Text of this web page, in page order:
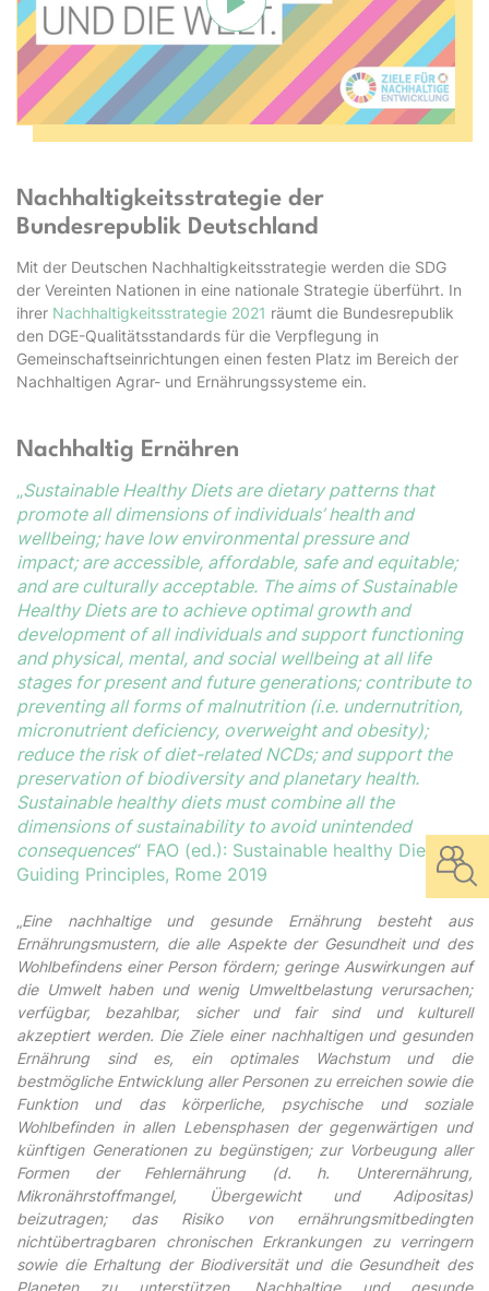
Verbindung mit Youtube
Nachhaltigkeitsstrategie der
Bundesrepublik Deutschland
Mit der Deutschen Nachhaltigkeitsstrategie werden die SDG
der Vereinten Nationen in eine nationale Strategie überführt. In
ihrer Nachhaltigkeitsstrategie 2021 räumt die Bundesrepublik
den DGE-Qualitätsstandards für die Verpflegung in
Gemeinschaftseinrichtungen einen festen Platz im Bereich der
Nachhaltigen Agrar- und Ernährungssysteme ein.
Nachhaltig Ernähren
„Sustainable Healthy Diets are dietary patterns that
promote all dimensions of individuals’ health and
wellbeing; have low environmental pressure and
impact; are accessible, affordable, safe and equitable;
and are culturally acceptable. The aims of Sustainable
Healthy Diets are to achieve optimal growth and
development of all individuals and support functioning
and physical, mental, and social wellbeing at all life
stages for present and future generations; contribute to
preventing all forms of malnutrition (i.e. undernutrition,
micronutrient deficiency, overweight and obesity);
reduce the risk of diet-related NCDs; and support the
preservation of biodiversity and planetary health.
Sustainable healthy diets must combine all the
dimensions of sustainability to avoid unintended
consequences“ FAO (ed.): Sustainable healthy Diets.
Guiding Principles, Rome 2019
„ Eine nachhaltige und gesunde Ernährung besteht aus
Ernährungsmustern, die alle Aspekte der Gesundheit und des
Wohlbefindens einer Person fördern; geringe Auswirkungen auf
die Umwelt haben und wenig Umweltbelastung verursachen;
verfügbar, bezahlbar, sicher und fair sind und kulturell
akzeptiert werden. Die Ziele einer nachhaltigen und gesunden
Ernährung sind es, ein optimales Wachstum und die
bestmögliche Entwicklung aller Personen zu erreichen sowie die
Funktion und das körperliche, psychische und soziale
Wohlbefinden in allen Lebensphasen der gegenwärtigen und
künftigen Generationen zu begünstigen; zur Vorbeugung aller
Formen der Fehlernährung (d. h. Unterernährung,
Mikronährstoffmangel, Übergewicht und Adipositas)
beizutragen; das Risiko von ernährungsmitbedingten
nichtübertragbaren chronischen Erkrankungen zu verringern
sowie die Erhaltung der Biodiversität und die Gesundheit des